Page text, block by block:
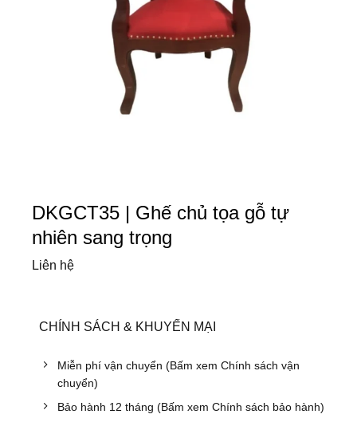
DKGCT35 | Ghế chủ tọa gỗ tự
nhiên sang trọng
Liên hệ
CHÍNH SÁCH & KHUYẾN MẠI
Miễn phí vận chuyển (Bấm xem Chính sách vận
chuyển)
Bảo hành 12 tháng (Bấm xem Chính sách bảo hành)